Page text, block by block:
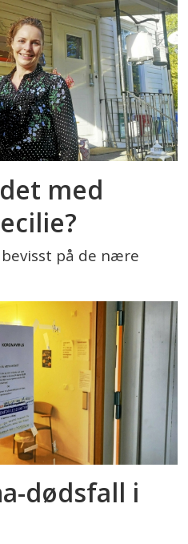
med
på de nære
dødsfall i